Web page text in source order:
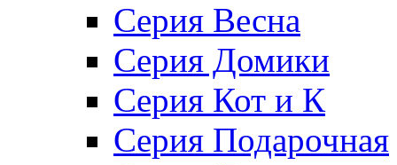
Серия Весна
Серия Домики
Серия Кот и К
Серия Подарочная